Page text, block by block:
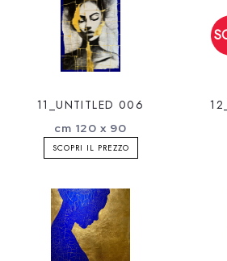
11_UNTITLED 006
cm 120 x 90
SCOPRI IL PREZZO